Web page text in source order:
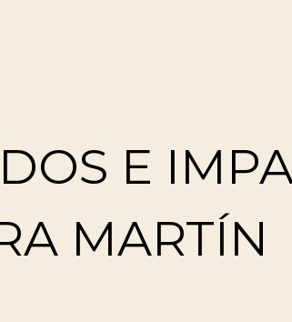
E
MARTÍN